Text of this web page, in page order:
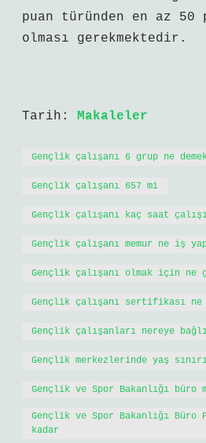
puan türünden en az 50
olması gerekmektedir.
Tarih: Makaleler
Gençlik çalışanı 6 grup ne
Gençlik çalışanı 657 mi
Gençlik çalışanı kaç saat
Gençlik çalışanı memur ne iş
Gençlik çalışanı olmak için ne
Gençlik çalışanı sertifikası
Gençlik çalışanları nereye
Gençlik merkezlerinde yaş
Gençlik ve Spor Bakanlığı büro
Gençlik ve Spor Bakanlığı Büro
kadar